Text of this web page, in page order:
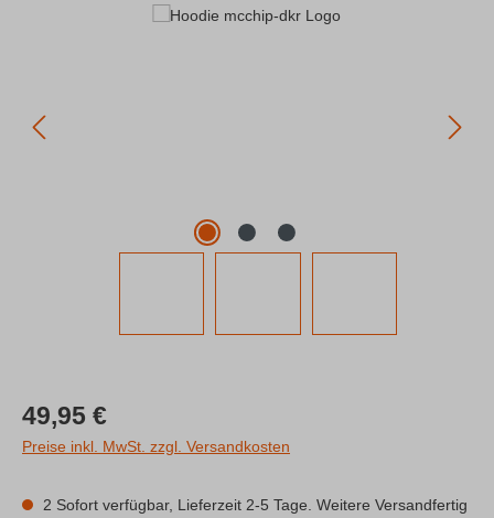
Regulärer Preis:
49,95 €
Preise inkl. MwSt. zzgl. Versandkosten
2 Sofort verfügbar, Lieferzeit 2-5 Tage. Weitere Versandfertig